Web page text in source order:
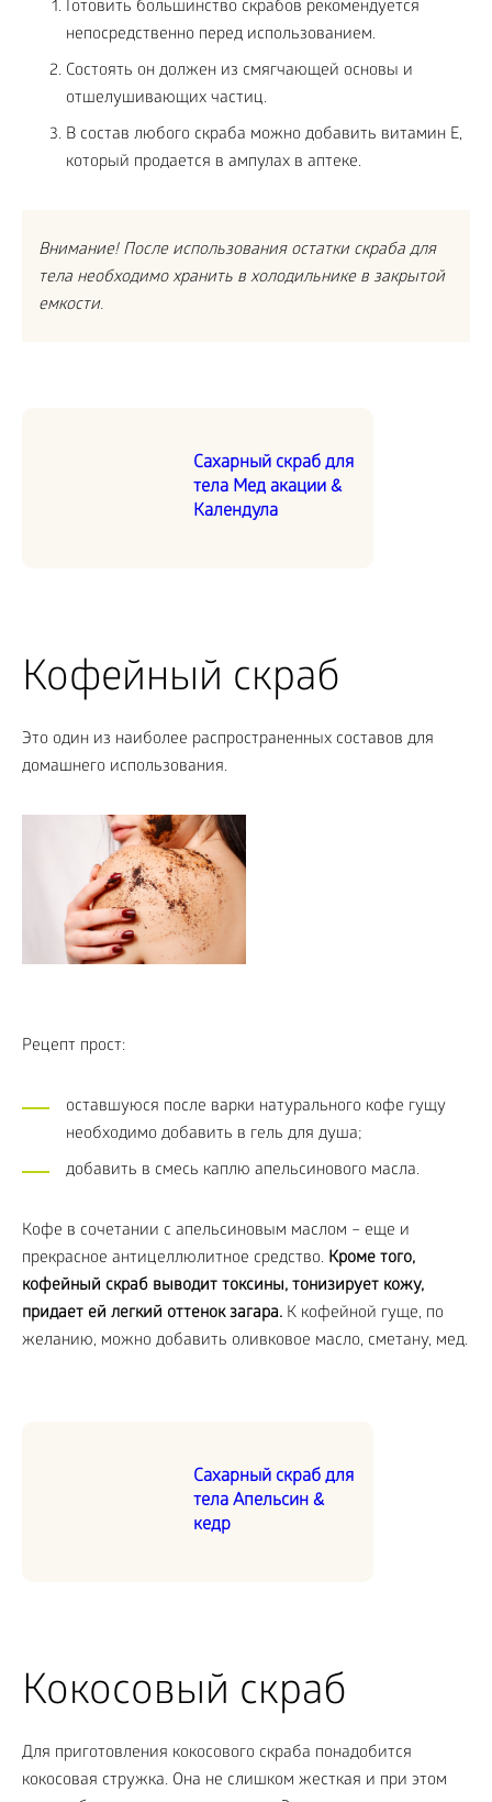
Готовить большинство скрабов рекомендуется
непосредственно перед использованием.
Состоять он должен из смягчающей основы и
отшелушивающих частиц.
В состав любого скраба можно добавить витамин Е,
который продается в ампулах в аптеке.
Внимание! После использования остатки скраба для
тела необходимо хранить в холодильнике в закрытой
емкости.
Сахарный скраб для
тела Мед акации &
Календула
Кофейный скраб
Это один из наиболее распространенных составов для
домашнего использования.
Рецепт прост:
оставшуюся после варки натурального кофе гущу
необходимо добавить в гель для душа;
добавить в смесь каплю апельсинового масла.
Кофе в сочетании с апельсиновым маслом – еще и
прекрасное антицеллюлитное средство. Кроме того,
кофейный скраб выводит токсины, тонизирует кожу,
придает ей легкий оттенок загара. К кофейной гуще, по
желанию, можно добавить оливковое масло, сметану, мед.
Сахарный скраб для
тела Апельсин &
кедр
Кокосовый скраб
Для приготовления кокосового скраба понадобится
кокосовая стружка. Она не слишком жесткая и при этом